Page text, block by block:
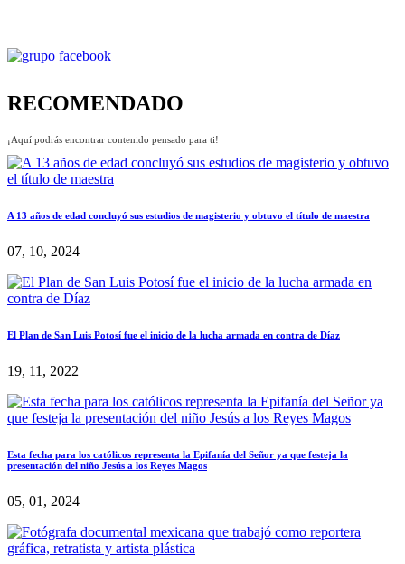
RECOMENDADO
¡Aquí podrás encontrar contenido pensado para ti!
A 13 años de edad concluyó sus estudios de magisterio y obtuvo el título de maestra
07, 10, 2024
El Plan de San Luis Potosí fue el inicio de la lucha armada en contra de Díaz
19, 11, 2022
Esta fecha para los católicos representa la Epifanía del Señor ya que festeja la
presentación del niño Jesús a los Reyes Magos
05, 01, 2024